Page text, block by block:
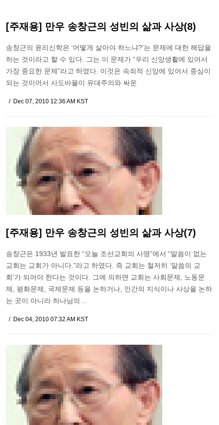
[주재용] 만우 송창근의 성빈의 삶과 사상(8)
송창근의 윤리신학은 ‘어떻게 살아야 하느냐?’는 문제에 대한 해답을
하는 것이라고 할 수 있다. 그는 이 문제가 “우리 신앙생활에 있어서
가장 중요한 문제”라고 하였다. 이것은 속죄적 신앙에 있어서 중심이
되는 것이어서 사도바울이 유대주의와 싸운
Dec 07, 2010 12:36 AM KST
[주재용] 만우 송창근의 성빈의 삶과 사상(7)
송창근은 1933년 발표한 “오늘 조선교회의 사명”에서 “말씀이 없는
교회는 교회가 아니다.”라고 하였다. 즉 교회는 철저히 ‘말씀의 교
회’가 되어야 한다는 것이다. 그에 의하면 교회는 사회문제, 노동문
제, 평화문제, 국제문제 등을 논하거나, 인간의 지식이나 사상을 논하
는 곳이 아니라 하나님의…
Dec 04, 2010 07:32 AM KST